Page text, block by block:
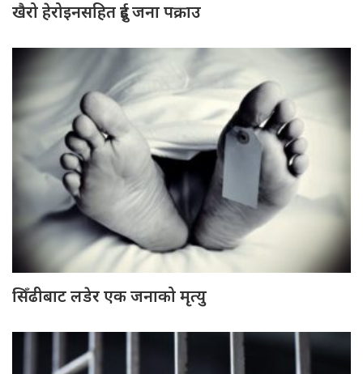
खैरो हेरोइनसहित दुई जना पक्राउ
सिँढीबाट लडेर एक जनाको मृत्यु